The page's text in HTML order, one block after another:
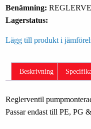
Benämning:
Lagerstatus:
Lägg till produkt i
Beskrivning
Reglerventil
Passar endast till PE, PG